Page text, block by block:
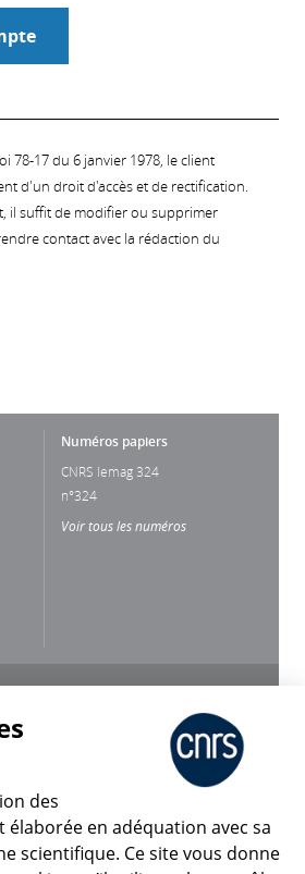
78-17 du 6 janvier 1978, le client
d'un droit d'accès et de rectification.
il suffit de modifier ou supprimer
contact avec la rédaction du
Numéros papiers
CNRS lemag 324
n°324
Voir tous les numéros
CNRS Le Mag
des
élaborée en adéquation avec sa
scientifique. Ce site vous donne